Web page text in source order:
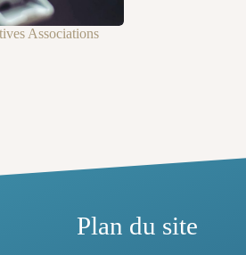
Associations
Plan du site